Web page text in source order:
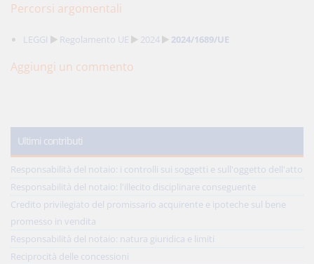
Percorsi argomentali
LEGGI Regolamento UE 2024 2024/1689/UE
Aggiungi un commento
Ultimi contributi
Responsabilità del notaio: i controlli sui soggetti e sull'oggetto dell'atto
Responsabilità del notaio: l'illecito disciplinare conseguente
Credito privilegiato del promissario acquirente e ipoteche sul bene
promesso in vendita
Responsabilità del notaio: natura giuridica e limiti
Reciprocità delle concessioni